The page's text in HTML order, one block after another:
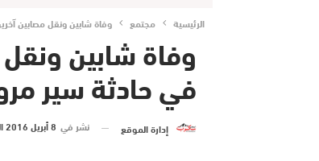
الرئيسية مجتمع وفاة شابين ونقل مصابين
وفاة شابين
في حادثة سير
إدارة الموقع نشر في 8 أبريل 2016 الساعة 12 و 59 دقيقة